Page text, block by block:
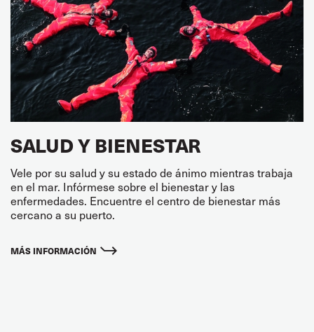
SALUD Y BIENESTAR
Vele por su salud y su estado de ánimo mientras trabaja
en el mar. Infórmese sobre el bienestar y las
enfermedades. Encuentre el centro de bienestar más
cercano a su puerto.
MÁS INFORMACIÓN